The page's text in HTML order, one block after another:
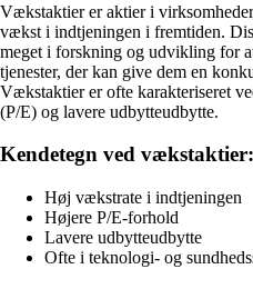
Vækstaktier er aktier i
vækst i indtjeningen i fremtiden.
meget i forskning og udvikling for
tjenester, der kan give dem en
Vækstaktier er ofte karakteriseret
(P/E) og lavere udbytteudbytte.
Kendetegn ved vækstaktier:
Høj vækstrate i indtjeningen
Højere P/E-forhold
Lavere udbytteudbytte
Ofte i teknologi- og